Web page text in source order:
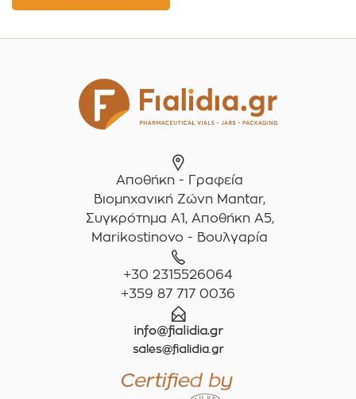
Αποθήκη - Γραφεία
Βιομηχανική Ζώνη Mantar,
Συγκρότημα A1, Αποθήκη Α5,
Marikostinovo - Βουλγαρία
+30 2315526064
+359 87 717 0036